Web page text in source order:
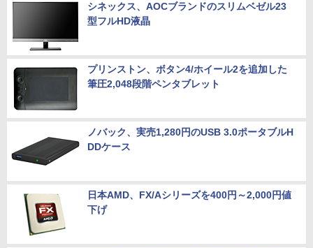
シネックス、AOCブランドのスリムベゼル23
型フルHD液晶
プリンストン、ボタン4/ホイール2を追加した
筆圧2,048段階ペンタブレット
ノバック、実売1,280円のUSB 3.0ポータブルH
DDケース
日本AMD、FX/Aシリーズを400円～2,000円値
下げ